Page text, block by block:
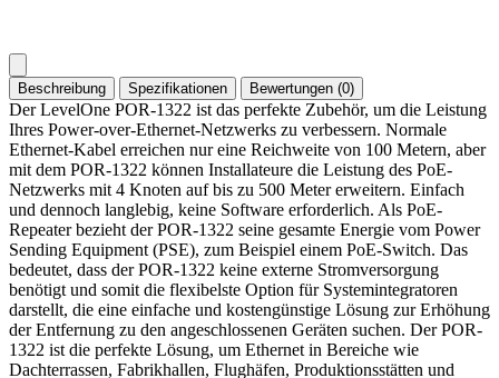
Beschreibung Spezifikationen Bewertungen (0)
Der LevelOne POR-1322 ist das perfekte Zubehör, um die Leistung
Ihres Power-over-Ethernet-Netzwerks zu verbessern. Normale
Ethernet-Kabel erreichen nur eine Reichweite von 100 Metern, aber
mit dem POR-1322 können Installateure die Leistung des PoE-
Netzwerks mit 4 Knoten auf bis zu 500 Meter erweitern. Einfach
und dennoch langlebig, keine Software erforderlich. Als PoE-
Repeater bezieht der POR-1322 seine gesamte Energie vom Power
Sending Equipment (PSE), zum Beispiel einem PoE-Switch. Das
bedeutet, dass der POR-1322 keine externe Stromversorgung
benötigt und somit die flexibelste Option für Systemintegratoren
darstellt, die eine einfache und kostengünstige Lösung zur Erhöhung
der Entfernung zu den angeschlossenen Geräten suchen. Der POR-
1322 ist die perfekte Lösung, um Ethernet in Bereiche wie
Dachterrassen, Fabrikhallen, Flughäfen, Produktionsstätten und